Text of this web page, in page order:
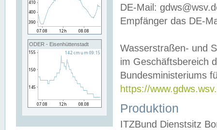
ODER - Eisenhüttenstadt
DE-Mail:
Empfänger das DE-
Wasserstraßen- und
im Geschäftsbereich
Bundesministeriums
https://
Produktion
ITZBund Dienstsitz